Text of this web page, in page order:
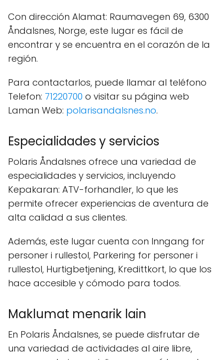
Con dirección Alamat: Raumavegen 69, 6300
Åndalsnes, Norge, este lugar es fácil de
encontrar y se encuentra en el corazón de la
región.
Para contactarlos, puede llamar al teléfono
Telefon: 71220700 o visitar su página web
Laman Web: polarisandalsnes.no.
Especialidades y servicios
Polaris Åndalsnes ofrece una variedad de
especialidades y servicios, incluyendo
Kepakaran: ATV-forhandler, lo que les
permite ofrecer experiencias de aventura de
alta calidad a sus clientes.
Además, este lugar cuenta con Inngang for
personer i rullestol, Parkering for personer i
rullestol, Hurtigbetjening, Kredittkort, lo que los
hace accesible y cómodo para todos.
Maklumat menarik lain
En Polaris Åndalsnes, se puede disfrutar de
una variedad de actividades al aire libre,